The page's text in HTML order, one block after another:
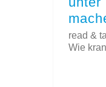
read &
Wie